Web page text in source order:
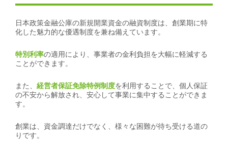
日本政策金融公庫の新規開業資金の融資制度は、創業期に特
化した魅力的な優遇制度を兼ね備えています。
特別利率の適用により、事業者の金利負担を大幅に軽減する
ことができます。
また、 経営者保証免除特例制度を利用することで、個人保証
の不安から解放され、安心して事業に集中することができま
す。
創業は、資金調達だけでなく、様々な困難が待ち受ける道の
りです。